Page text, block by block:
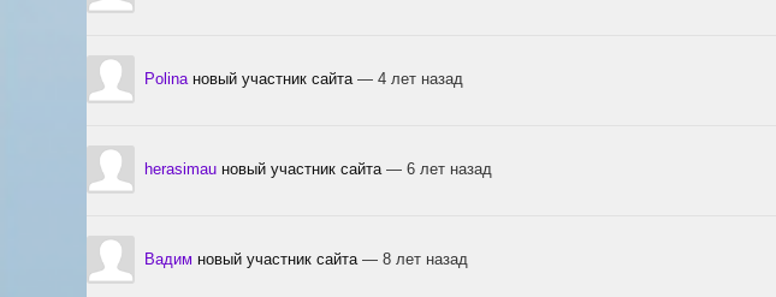
Polina новый участник сайта — 4 лет назад
herasimau новый участник сайта — 6 лет назад
Вадим новый участник сайта — 8 лет назад